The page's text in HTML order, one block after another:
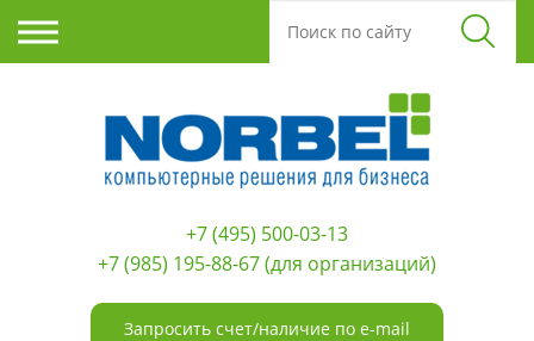
+7 (495) 500-03-13
+7 (985) 195-88-67(для организаций)
Запросить счет/наличие по e-mail